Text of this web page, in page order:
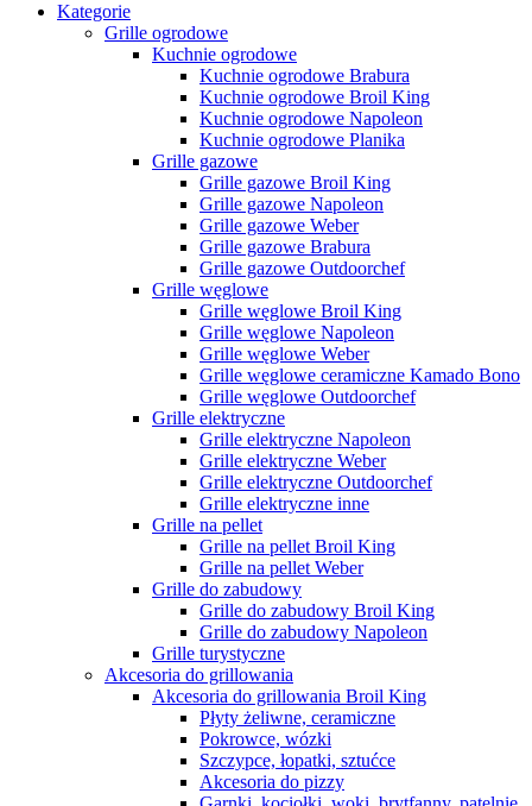
Kategorie
Grille ogrodowe
Kuchnie ogrodowe
Kuchnie ogrodowe Brabura
Kuchnie ogrodowe Broil King
Kuchnie ogrodowe Napoleon
Kuchnie ogrodowe Planika
Grille gazowe
Grille gazowe Broil King
Grille gazowe Napoleon
Grille gazowe Weber
Grille gazowe Brabura
Grille gazowe Outdoorchef
Grille węglowe
Grille węglowe Broil King
Grille węglowe Napoleon
Grille węglowe Weber
Grille węglowe ceramiczne Kamado Bono
Grille węglowe Outdoorchef
Grille elektryczne
Grille elektryczne Napoleon
Grille elektryczne Weber
Grille elektryczne Outdoorchef
Grille elektryczne inne
Grille na pellet
Grille na pellet Broil King
Grille na pellet Weber
Grille do zabudowy
Grille do zabudowy Broil King
Grille do zabudowy Napoleon
Grille turystyczne
Akcesoria do grillowania
Akcesoria do grillowania Broil King
Płyty żeliwne, ceramiczne
Pokrowce, wózki
Szczypce, łopatki, sztućce
Akcesoria do pizzy